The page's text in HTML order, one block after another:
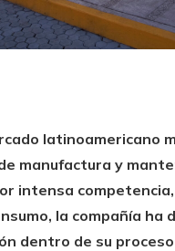
latinoamericano
manufactura y
intensa
la compañía ha
dentro de su